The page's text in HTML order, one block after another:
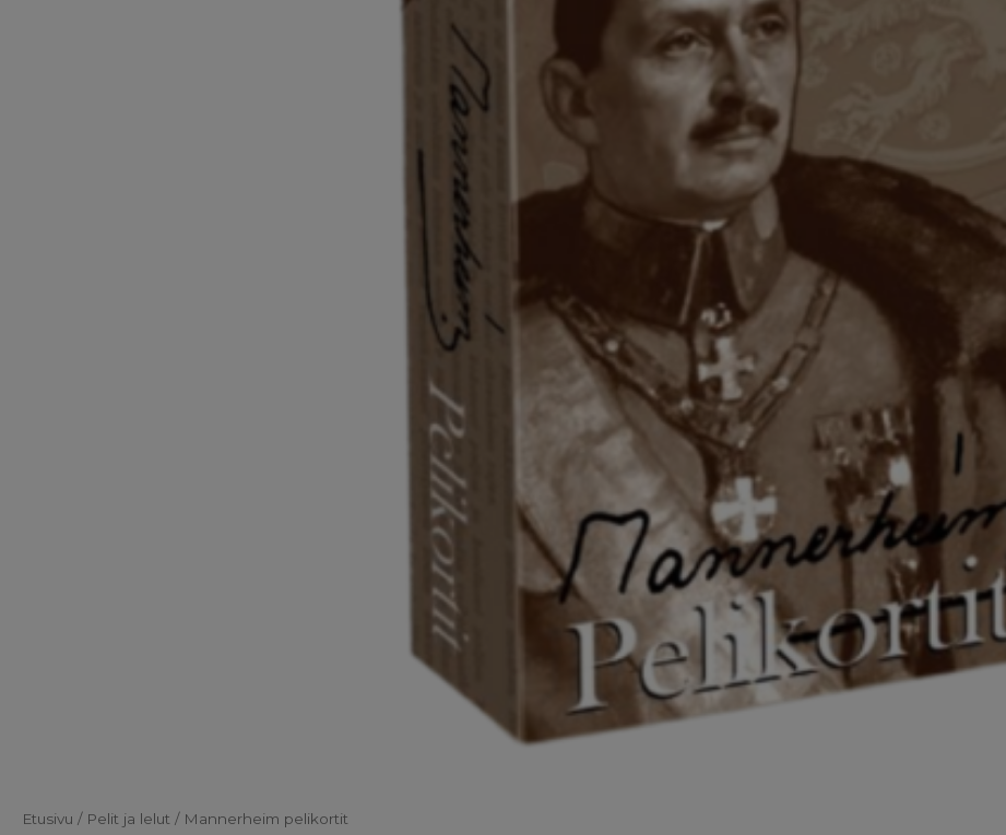
Etusivu / Pelit ja lelut / Mannerheim pelikortit